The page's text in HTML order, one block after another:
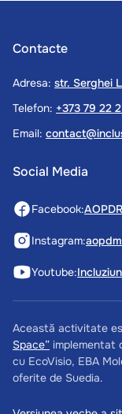
Contacte
Adresa: str. Serghei
Telefon: +373 79 22
Email:
Social Media
Facebook:
Instagram:
Youtube:
Această activitate
Space” implementat
cu EcoVisio, EBA
oferite de Suedia.